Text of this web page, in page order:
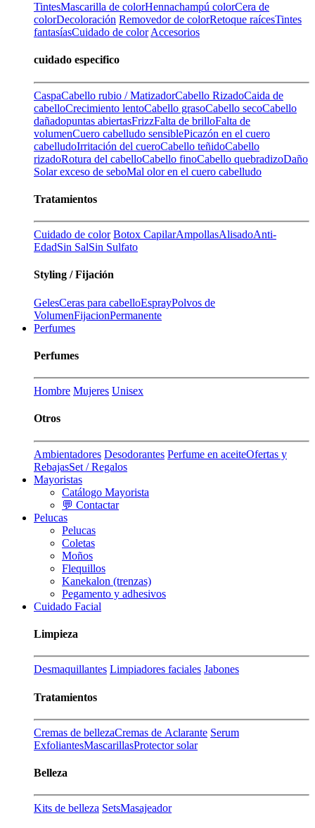
TintesMascarilla de colorHennachampú colorCera de
colorDecoloración Removedor de colorRetoque raícesTintes
fantasíasCuidado de color Accesorios
cuidado especifico
CaspaCabello rubio / MatizadorCabello RizadoCaida de
cabelloCrecimiento lentoCabello grasoCabello secoCabello
dañadopuntas abiertasFrizzFalta de brilloFalta de
volumenCuero cabelludo sensiblePicazón en el cuero
cabelludoIrritación del cueroCabello teñidoCabello
rizadoRotura del cabelloCabello finoCabello quebradizoDaño
Solarexceso de seboMal olor en el cuero cabelludo
Tratamientos
Cuidado de color Botox CapilarAmpollasAlisadoAnti-
EdadSin SalSin Sulfato
Styling / Fijación
GelesCeras para cabelloEsprayPolvos de
VolumenFijacionPermanente
Perfumes
Perfumes
Hombre Mujeres Unisex
Otros
Ambientadores Desodorantes Perfume en aceiteOfertas y
RebajasSet / Regalos
Mayoristas
Catálogo Mayorista
💬 Contactar
Pelucas
Pelucas
Coletas
Moños
Flequillos
Kanekalon (trenzas)
Pegamento y adhesivos
Cuidado Facial
Limpieza
Desmaquillantes Limpiadores faciales Jabones
Tratamientos
Cremas de bellezaCremas de Aclarante Serum
ExfoliantesMascarillasProtector solar
Belleza
Kits de belleza SetsMasajeador